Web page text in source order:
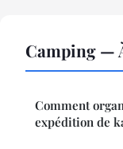
Camping —
Comment
expédition de